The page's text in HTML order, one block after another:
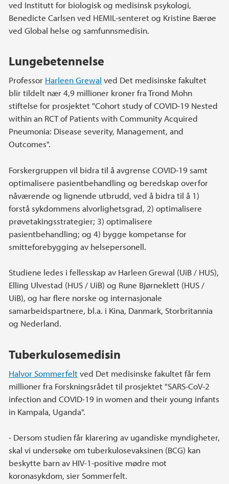
ved Institutt for biologisk og medisinsk psykologi,
Benedicte Carlsen ved HEMIL-senteret og Kristine Bærøe
ved Global helse og samfunnsmedisin.
Lungebetennelse
Professor Harleen Grewal ved Det medisinske fakultet
blir tildelt nær 4,9 millioner kroner fra Trond Mohn
stiftelse for prosjektet "Cohort study of COVID-19 Nested
within an RCT of Patients with Community Acquired
Pneumonia: Disease severity, Management, and
Outcomes".
Forskergruppen vil bidra til å avgrense COVID-19 samt
optimalisere pasientbehandling og beredskap overfor
nåværende og lignende utbrudd, ved å bidra til å 1)
forstå sykdommens alvorlighetsgrad, 2) optimalisere
prøvetakingsstrategier; 3) optimalisere
pasientbehandling; og 4) bygge kompetanse for
smitteforebygging av helsepersonell.
Studiene ledes i fellesskap av Harleen Grewal (UiB / HUS),
Elling Ulvestad (HUS / UiB) og Rune Bjørneklett (HUS /
UiB), og har flere norske og internasjonale
samarbeidspartnere, bl.a. i Kina, Danmark, Storbritannia
og Nederland.
Tuberkulosemedisin
Halvor Sommerfeltved Det medisinske fakultet får fem
millioner fra Forskningsrådet til prosjektet "SARS-CoV-2
infection and COVID-19 in women and their young infants
in Kampala, Uganda".
- Dersom studien får klarering av ugandiske myndigheter,
skal vi undersøke om tuberkulosevaksinen (BCG) kan
beskytte barn av HIV-1-positive mødre mot
koronasykdom, sier Sommerfelt.